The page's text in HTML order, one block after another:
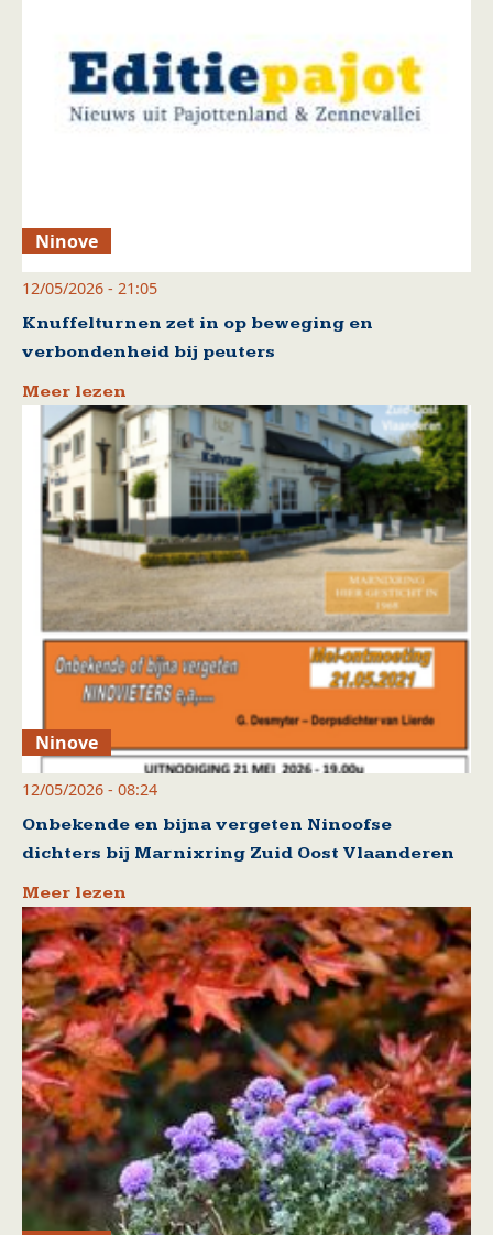
Ninove
12/05/2026 - 21:05
Knuffelturnen zet in op beweging en
verbondenheid bij peuters
Meer lezen
Ninove
12/05/2026 - 08:24
Onbekende en bijna vergeten Ninoofse
dichters bij Marnixring Zuid Oost Vlaanderen
Meer lezen